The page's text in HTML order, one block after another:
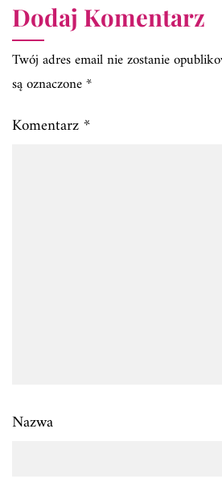
Dodaj Komentarz
Twój adres email nie zostanie
są oznaczone*
Komentarz*
Nazwa